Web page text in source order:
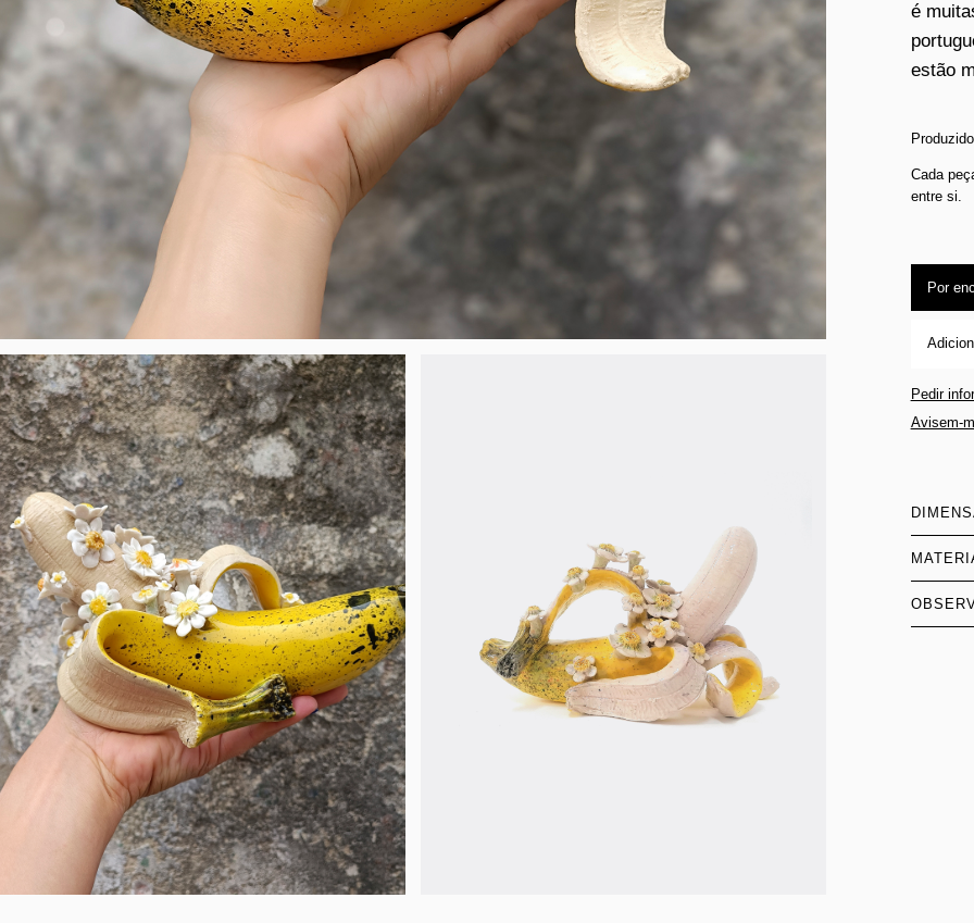
é
estão
Cada
entre si.
Por
Pedir
Avisem-